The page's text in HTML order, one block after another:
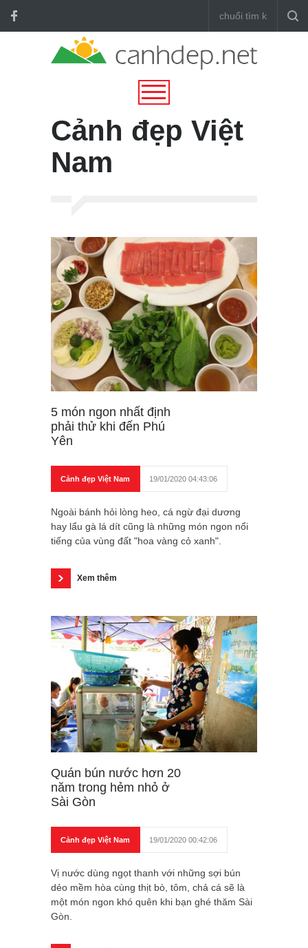
Cảnh đẹp Việt
Nam
5 món ngon nhất định
phải thử khi đến Phú
Yên
Cảnh đẹp Việt Nam 19/01/2020 04:43:06
Ngoài bánh hỏi lòng heo, cá ngừ đại dương
hay lẩu gà lá dít cũng là những món ngon nổi
tiếng của vùng đất "hoa vàng cỏ xanh".
Xem thêm
Quán bún nước hơn 20
năm trong hẻm nhỏ ở
Sài Gòn
Cảnh đẹp Việt Nam 19/01/2020 00:42:06
Vị nước dùng ngọt thanh với những sợi bún
dẻo mềm hòa cùng thịt bò, tôm, chả cá sẽ là
một món ngon khó quên khi bạn ghé thăm Sài
Gòn.